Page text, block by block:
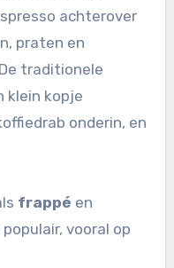
achterover
praten en
traditionele
klein kopje
onderin, en
frappé en
vooral op